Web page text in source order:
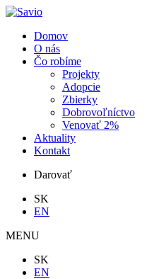
Domov
O nás
Čo robíme
Projekty
Adopcie
Zbierky
Dobrovoľníctvo
Venovať 2%
Aktuality
Kontakt
Darovať
SK
EN
MENU
SK
EN